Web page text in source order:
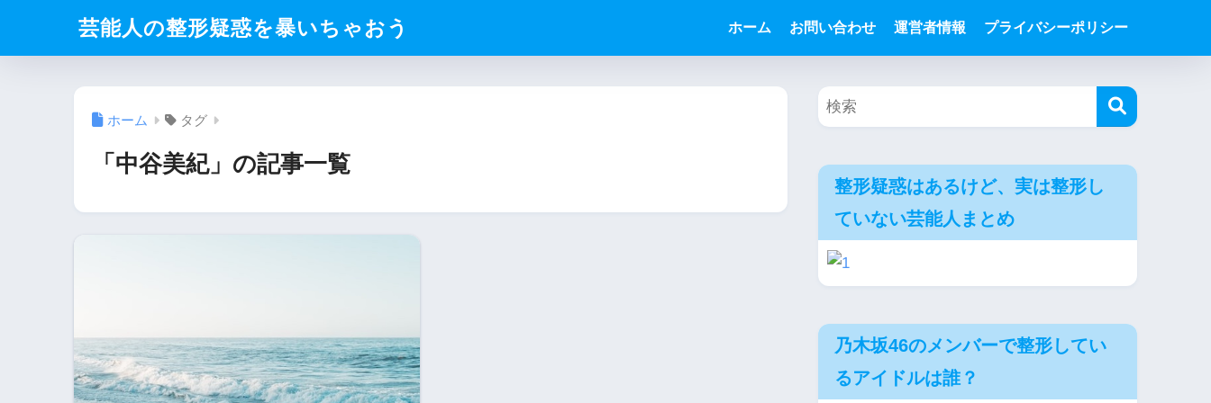
芸能人の整形疑惑を暴いちゃおう ホーム お問い合わせ 運営者情報 プライバシーポリシー
ホーム タグ
「中谷美紀」の記事一覧
整形疑惑はあるけど、実は整形し
ていない芸能人まとめ
乃木坂46のメンバーで整形してい
るアイドルは誰？